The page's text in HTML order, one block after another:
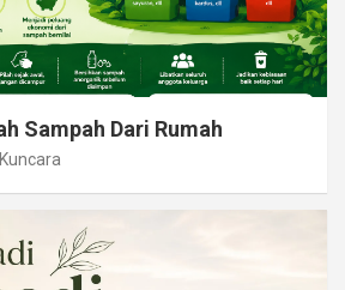
Sampah Dari Rumah